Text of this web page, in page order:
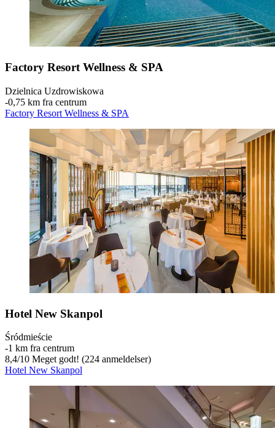
Factory Resort Wellness & SPA
Dzielnica Uzdrowiskowa
‐0,75 km fra centrum
Factory Resort Wellness & SPA
Hotel New Skanpol
Śródmieście
‐1 km fra centrum
8,4/10 Meget godt! (224 anmeldelser)
Hotel New Skanpol